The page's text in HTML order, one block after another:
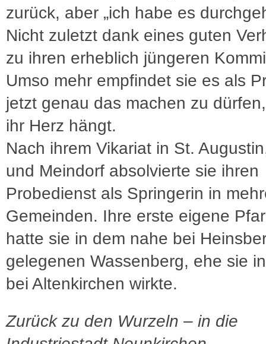
zurück, aber „ich habe es
Nicht zuletzt dank eines guten
zu ihren erheblich jüngeren
Umso mehr empfindet sie es als
jetzt genau das machen zu
ihr Herz hängt.
Nach ihrem Vikariat in St.
und Meindorf absolvierte sie ihren
Probedienst als Springerin in
Gemeinden. Ihre erste eigene
hatte sie in dem nahe bei
gelegenen Wassenberg, ehe sie
bei Altenkirchen wirkte.
Zurück zu den Wurzeln – in die